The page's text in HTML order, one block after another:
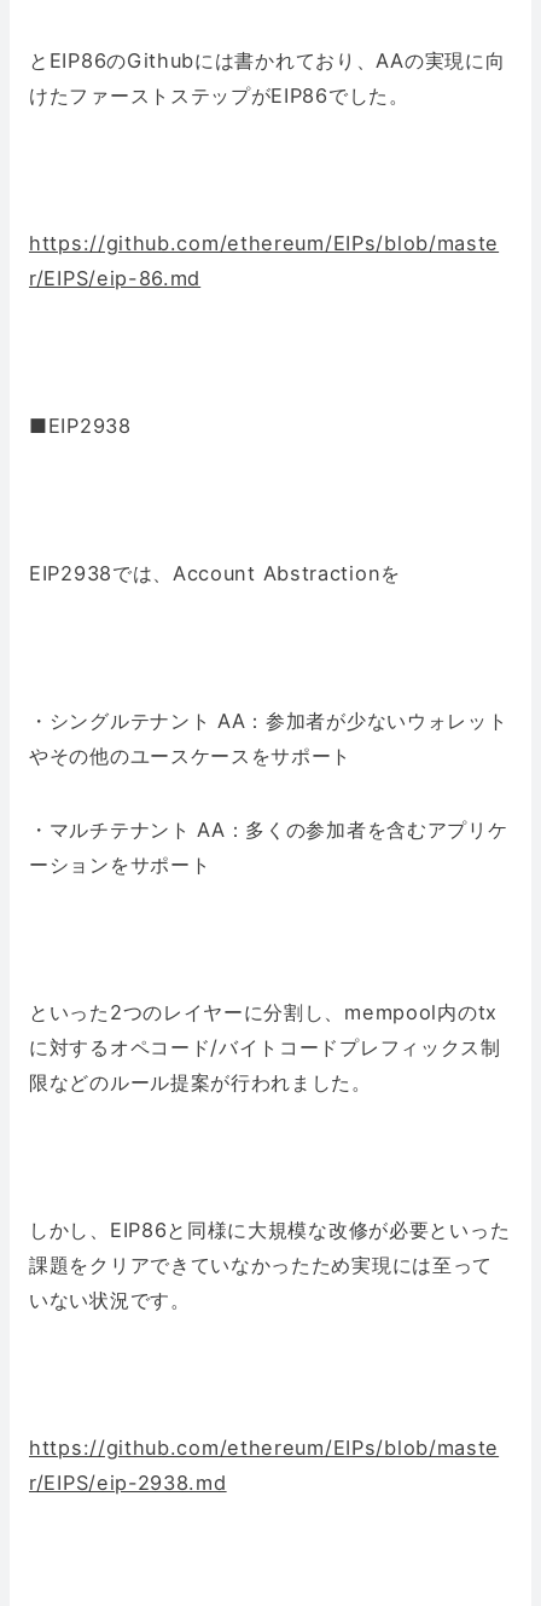
とEIP86のGithubには書かれており、AAの実現に向
けたファーストステップがEIP86でした。
https://github.com/ethereum/EIPs/blob/maste
r/EIPS/eip-86.md
■EIP2938
EIP2938では、Account Abstractionを
・シングルテナント AA：参加者が少ないウォレット
やその他のユースケースをサポート
・マルチテナント AA：多くの参加者を含むアプリケ
ーションをサポート
といった2つのレイヤーに分割し、mempool内のtx
に対するオペコード/バイトコードプレフィックス制
限などのルール提案が行われました。
しかし、EIP86と同様に大規模な改修が必要といった
課題をクリアできていなかったため実現には至って
いない状況です。
https://github.com/ethereum/EIPs/blob/maste
r/EIPS/eip-2938.md